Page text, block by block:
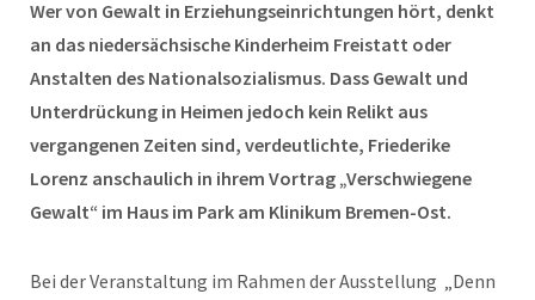
Wer von Gewalt in Erziehungseinrichtungen hört, denkt
an das niedersächsische Kinderheim Freistatt oder
Anstalten des Nationalsozialismus. Dass Gewalt und
Unterdrückung in Heimen jedoch kein Relikt aus
vergangenen Zeiten sind, verdeutlichte, Friederike
Lorenz anschaulich in ihrem Vortrag „Verschwiegene
Gewalt“ im Haus im Park am Klinikum Bremen-Ost.
Bei der Veranstaltung im Rahmen der Ausstellung „Denn